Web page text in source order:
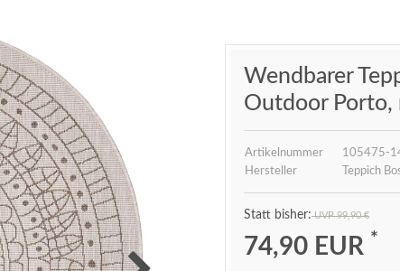
Wendbarer
Outdoor Porto,
Artikelnummer
105475-
Hersteller
Teppich
UVP 99,90 €
74,90 EUR *